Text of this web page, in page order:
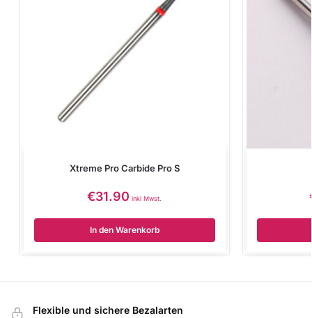
Xtreme Pro Carbide Pro S
€31.90 inkl Mwst.
In den Warenkorb
Flexible und sichere Bezalarten